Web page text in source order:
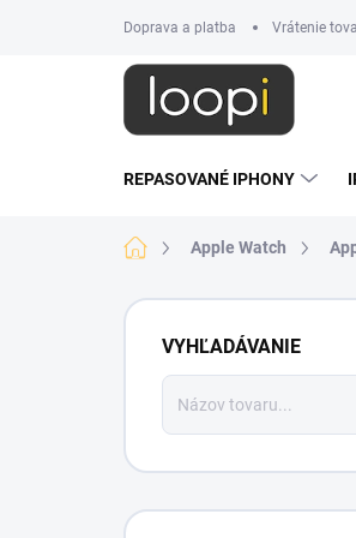
Doprava a platba Vrátenie
REPASOVANÉ IPHONY
DomovApple Watch
B
a
e
VYHĽADÁVANIE